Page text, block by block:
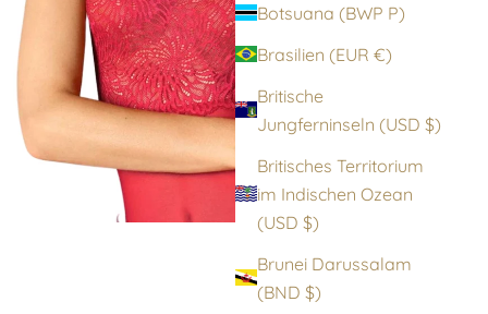
Botsuana (BWP P)
Brasilien (EUR €)
Britische
Jungferninseln (USD $)
Britisches Territorium
im Indischen Ozean
(USD $)
Brunei Darussalam
(BND $)